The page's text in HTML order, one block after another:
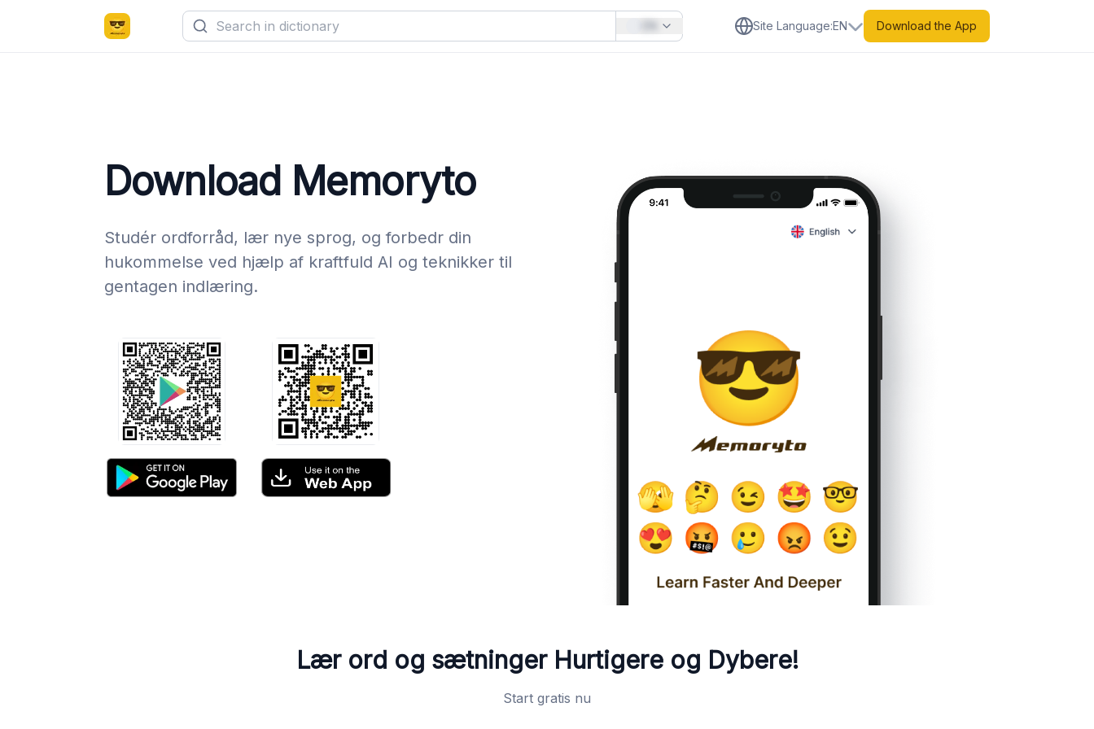
Site Language:EN Download the App
Download Memoryto
Studér ordforråd, lær nye sprog, og forbedr din
hukommelse ved hjælp af kraftfuld AI og teknikker til
gentagen indlæring.
Lær ord og sætninger Hurtigere og Dybere!
Start gratis nu